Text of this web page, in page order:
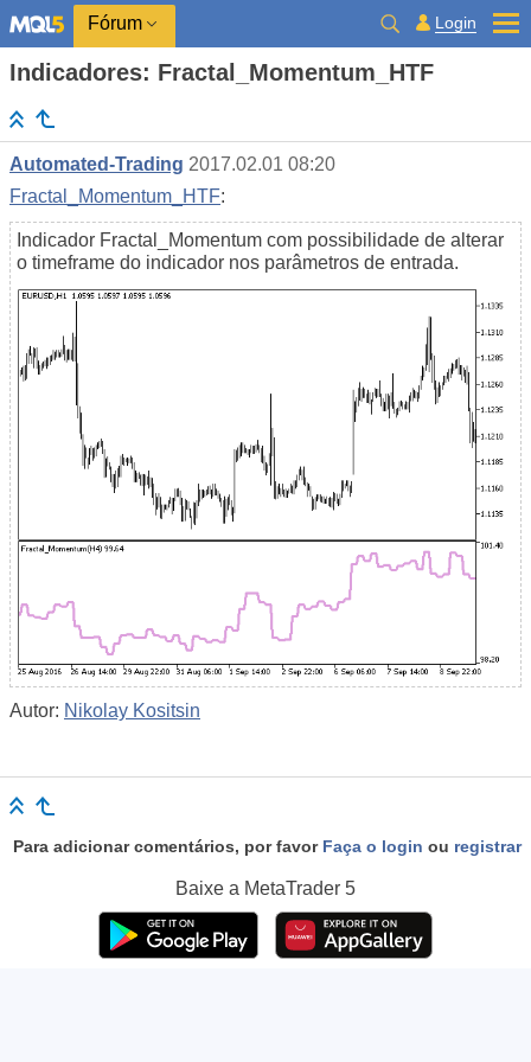
Fórum Login
Indicadores: Fractal_Momentum_HTF
Automated-Trading 2017.02.01 08:20
Fractal_Momentum_HTF:
Indicador Fractal_Momentum com possibilidade de alterar
o timeframe do indicador nos parâmetros de entrada.
Autor: Nikolay Kositsin
Para adicionar comentários, por favor Faça o login ou registrar
Baixe a MetaTrader 5